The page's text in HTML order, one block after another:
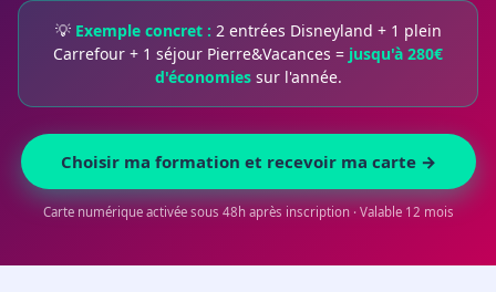
💡 Exemple concret : 2 entrées Disneyland + 1 plein
Carrefour + 1 séjour Pierre&Vacances = jusqu'à 280€
d'économiessur l'année.
Choisir ma formation et recevoir ma carte →
Carte numérique activée sous 48h après inscription · Valable 12 mois